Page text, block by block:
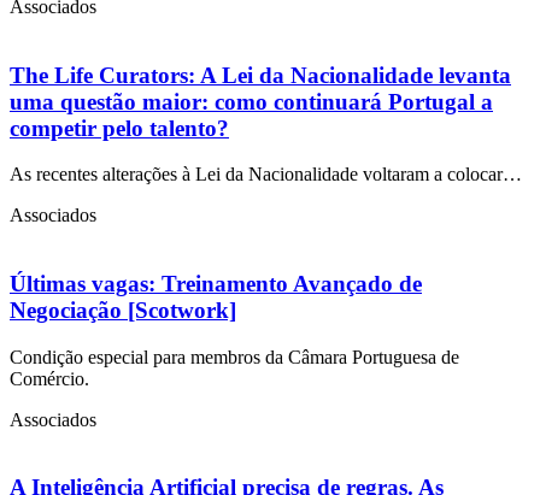
Associados
The Life Curators: A Lei da Nacionalidade levanta
uma questão maior: como continuará Portugal a
competir pelo talento?
As recentes alterações à Lei da Nacionalidade voltaram a colocar…
Associados
Últimas vagas: Treinamento Avançado de
Negociação [Scotwork]
Condição especial para membros da Câmara Portuguesa de
Comércio.
Associados
A Inteligência Artificial precisa de regras. As